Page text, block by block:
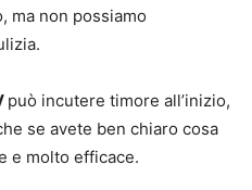
ma non possiamo
può incutere timore all’inizio,
se avete ben chiaro cosa
e molto efficace.